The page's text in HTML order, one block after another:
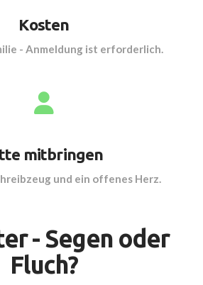
Kosten
- Anmeldung ist erforderlich.
mitbringen
und ein offenes Herz.
- Segen oder
Fluch?